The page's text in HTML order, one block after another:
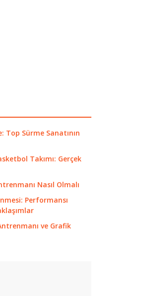
Top Sürme Sanatının
Takımı: Gerçek
Nasıl Olmalı
Performansı
ve Grafik